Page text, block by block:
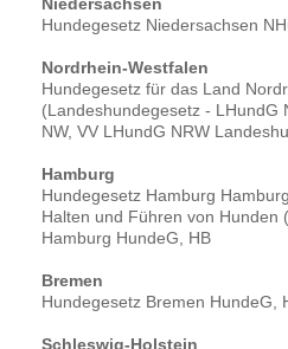
Hundegesetz Niedersachsen
Nordrhein-Westfalen
Hundegesetz für das Land
(Landeshundegesetz - LHundG
NW, VV LHundG NRW
Hamburg
Hundegesetz Hamburg
Halten und Führen von Hunden
Hamburg HundeG, HB
Bremen
Hundegesetz Bremen HundeG,
Schleswig-Holstein